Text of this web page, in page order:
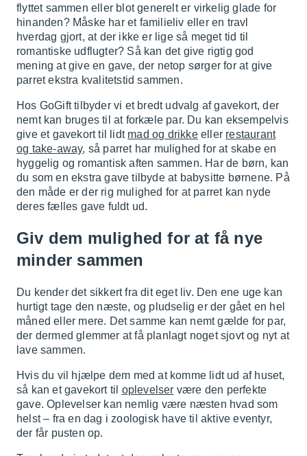
flyttet sammen eller blot generelt er virkelig glade for
hinanden? Måske har et familieliv eller en travl
hverdag gjort, at der ikke er lige så meget tid til
romantiske udflugter? Så kan det give rigtig god
mening at give en gave, der netop sørger for at give
parret ekstra kvalitetstid sammen.
Hos GoGift tilbyder vi et bredt udvalg af gavekort, der
nemt kan bruges til at forkæle par. Du kan eksempelvis
give et gavekort til lidt mad og drikkeeller restaurant
og take-away, så parret har mulighed for at skabe en
hyggelig og romantisk aften sammen. Har de børn, kan
du som en ekstra gave tilbyde at babysitte børnene. På
den måde er der rig mulighed for at parret kan nyde
deres fælles gave fuldt ud.
Giv dem mulighed for at få nye
minder sammen
Du kender det sikkert fra dit eget liv. Den ene uge kan
hurtigt tage den næste, og pludselig er der gået en hel
måned eller mere. Det samme kan nemt gælde for par,
der dermed glemmer at få planlagt noget sjovt og nyt at
lave sammen.
Hvis du vil hjælpe dem med at komme lidt ud af huset,
så kan et gavekort til oplevelser være den perfekte
gave. Oplevelser kan nemlig være næsten hvad som
helst – fra en dag i zoologisk have til aktive eventyr,
der får pusten op.